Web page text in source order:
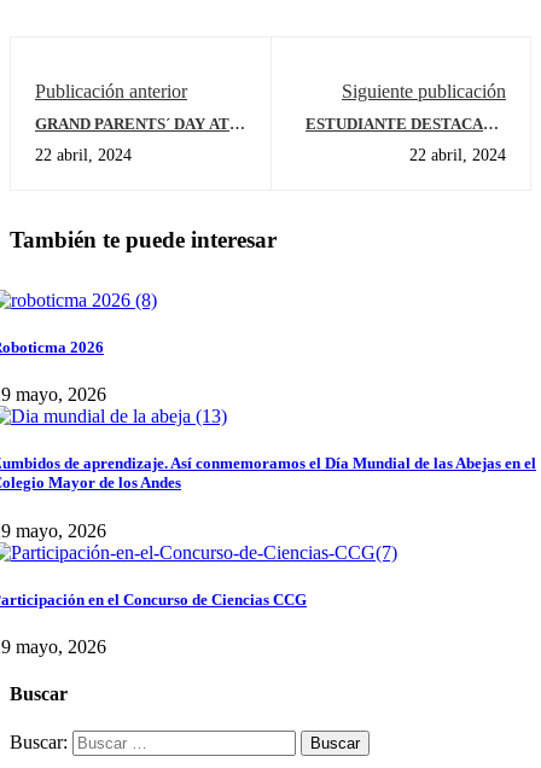
Publicación anterior
GRAND PARENTS´ DAY AT
22 abril, 2024
Siguiente publicación
ESTUDIANTE DESTACADO
22 abril, 2024
También te puede interesar
2026
mayo, 2026
de aprendizaje. Así conmemoramos el Día Mundial de las Abejas en el
Mayor de los Andes
mayo, 2026
en el Concurso de Ciencias CCG
mayo, 2026
Buscar
Buscar: